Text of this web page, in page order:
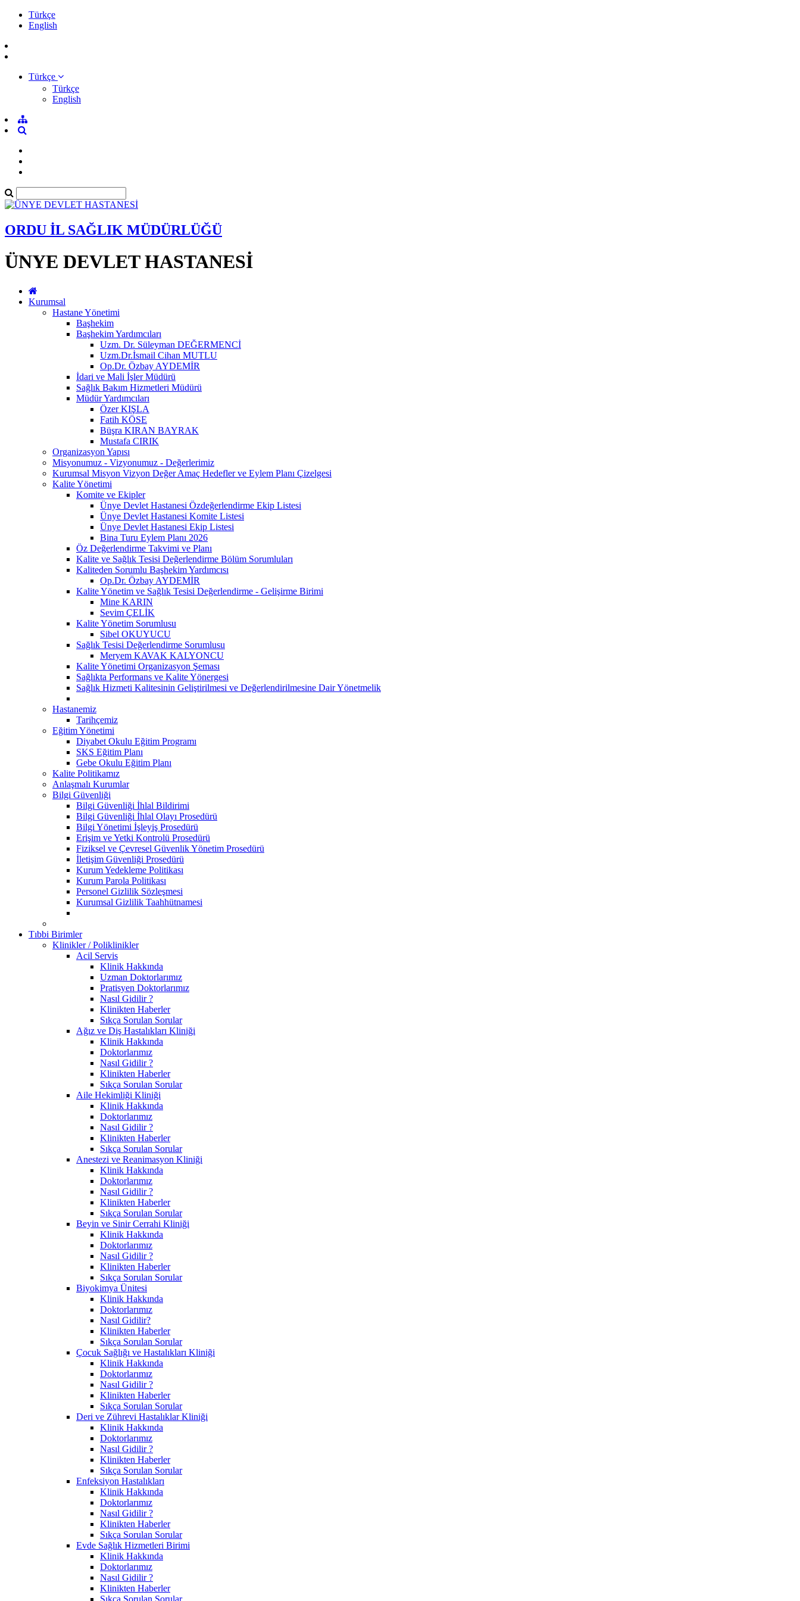
Türkçe
English
Türkçe
Türkçe
English
ORDU İL SAĞLIK MÜDÜRLÜĞÜ
ÜNYE DEVLET HASTANESİ
Kurumsal
Hastane Yönetimi
Başhekim
Başhekim Yardımcıları
Uzm. Dr. Süleyman DEĞERMENCİ
Uzm.Dr.İsmail Cihan MUTLU
Op.Dr. Özbay AYDEMİR
İdari ve Mali İşler Müdürü
Sağlık Bakım Hizmetleri Müdürü
Müdür Yardımcıları
Özer KIŞLA
Fatih KÖSE
Büşra KIRAN BAYRAK
Mustafa CIRIK
Organizasyon Yapısı
Misyonumuz - Vizyonumuz - Değerlerimiz
Kurumsal Misyon Vizyon Değer Amaç Hedefler ve Eylem Planı Çizelgesi
Kalite Yönetimi
Komite ve Ekipler
Ünye Devlet Hastanesi Özdeğerlendirme Ekip Listesi
Ünye Devlet Hastanesi Komite Listesi
Ünye Devlet Hastanesi Ekip Listesi
Bina Turu Eylem Planı 2026
Öz Değerlendirme Takvimi ve Planı
Kalite ve Sağlık Tesisi Değerlendirme Bölüm Sorumluları
Kaliteden Sorumlu Başhekim Yardımcısı
Op.Dr. Özbay AYDEMİR
Kalite Yönetim ve Sağlık Tesisi Değerlendirme - Gelişirme Birimi
Mine KARIN
Sevim ÇELİK
Kalite Yönetim Sorumlusu
Sibel OKUYUCU
Sağlık Tesisi Değerlendirme Sorumlusu
Meryem KAVAK KALYONCU
Kalite Yönetimi Organizasyon Şeması
Sağlıkta Performans ve Kalite Yönergesi
Sağlık Hizmeti Kalitesinin Geliştirilmesi ve Değerlendirilmesine Dair Yönetmelik
Hastanemiz
Tarihçemiz
Eğitim Yönetimi
Diyabet Okulu Eğitim Programı
SKS Eğitim Planı
Gebe Okulu Eğitim Planı
Kalite Politikamız
Anlaşmalı Kurumlar
Bilgi Güvenliği
Bilgi Güvenliği İhlal Bildirimi
Bilgi Güvenliği İhlal Olayı Prosedürü
Bilgi Yönetimi İşleyiş Prosedürü
Erişim ve Yetki Kontrolü Prosedürü
Fiziksel ve Çevresel Güvenlik Yönetim Prosedürü
İletişim Güvenliği Prosedürü
Kurum Yedekleme Politikası
Kurum Parola Politikası
Personel Gizlilik Sözleşmesi
Kurumsal Gizlilik Taahhütnamesi
Tıbbi Birimler
Klinikler / Poliklinikler
Acil Servis
Klinik Hakkında
Uzman Doktorlarımız
Pratisyen Doktorlarımız
Nasıl Gidilir ?
Klinikten Haberler
Sıkça Sorulan Sorular
Ağız ve Diş Hastalıkları Kliniği
Klinik Hakkında
Doktorlarımız
Nasıl Gidilir ?
Klinikten Haberler
Sıkça Sorulan Sorular
Aile Hekimliği Kliniği
Klinik Hakkında
Doktorlarımız
Nasıl Gidilir ?
Klinikten Haberler
Sıkça Sorulan Sorular
Anestezi ve Reanimasyon Kliniği
Klinik Hakkında
Doktorlarımız
Nasıl Gidilir ?
Klinikten Haberler
Sıkça Sorulan Sorular
Beyin ve Sinir Cerrahi Kliniği
Klinik Hakkında
Doktorlarımız
Nasıl Gidilir ?
Klinikten Haberler
Sıkça Sorulan Sorular
Biyokimya Ünitesi
Klinik Hakkında
Doktorlarımız
Nasıl Gidilir?
Klinikten Haberler
Sıkça Sorulan Sorular
Çocuk Sağlığı ve Hastalıkları Kliniği
Klinik Hakkında
Doktorlarımız
Nasıl Gidilir ?
Klinikten Haberler
Sıkça Sorulan Sorular
Deri ve Zührevi Hastalıklar Kliniği
Klinik Hakkında
Doktorlarımız
Nasıl Gidilir ?
Klinikten Haberler
Sıkça Sorulan Sorular
Enfeksiyon Hastalıkları
Klinik Hakkında
Doktorlarımız
Nasıl Gidilir ?
Klinikten Haberler
Sıkça Sorulan Sorular
Evde Sağlık Hizmetleri Birimi
Klinik Hakkında
Doktorlarımız
Nasıl Gidilir ?
Klinikten Haberler
Sıkça Sorulan Sorular